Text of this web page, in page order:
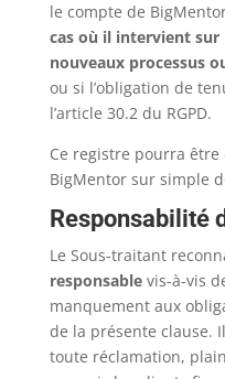
le compte de
cas où il intervient sur
nouveaux processus
ou si l’obligation de
l’article 30.2 du RGPD.
Ce registre pourra
BigMentor sur simple
Responsabilité
Le Sous-traitant
responsablevis-à-vis
manquement aux
de la présente clause.
toute réclamation,